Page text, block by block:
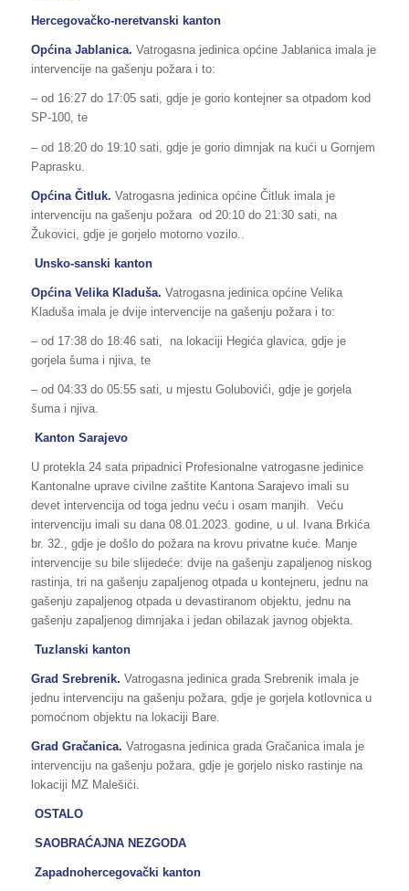
Hercegovačko-neretvanski kanton
Općina Jablanica. Vatrogasna jedinica općine Jablanica imala je
intervencije na gašenju požara i to:
– od 16:27 do 17:05 sati, gdje je gorio kontejner sa otpadom kod
SP-100, te
– od 18:20 do 19:10 sati, gdje je gorio dimnjak na kući u Gornjem
Paprasku.
Općina Čitluk. Vatrogasna jedinica općine Čitluk imala je
intervenciju na gašenju požara od 20:10 do 21:30 sati, na
Žukovici, gdje je gorjelo motorno vozilo..
Unsko-sanski kanton
Općina Velika Kladuša. Vatrogasna jedinica općine Velika
Kladuša imala je dvije intervencije na gašenju požara i to:
– od 17:38 do 18:46 sati, na lokaciji Hegića glavica, gdje je
gorjela šuma i njiva, te
– od 04:33 do 05:55 sati, u mjestu Golubovići, gdje je gorjela
šuma i njiva.
Kanton Sarajevo
U protekla 24 sata pripadnici Profesionalne vatrogasne jedinice
Kantonalne uprave civilne zaštite Kantona Sarajevo imali su
devet intervencija od toga jednu veću i osam manjih. Veću
intervenciju imali su dana 08.01.2023. godine, u ul. Ivana Brkića
br. 32., gdje je došlo do požara na krovu privatne kuće. Manje
intervencije su bile slijedeće: dvije na gašenju zapaljenog niskog
rastinja, tri na gašenju zapaljenog otpada u kontejneru, jednu na
gašenju zapaljenog otpada u devastiranom objektu, jednu na
gašenju zapaljenog dimnjaka i jedan obilazak javnog objekta.
Tuzlanski kanton
Grad Srebrenik. Vatrogasna jedinica grada Srebrenik imala je
jednu intervenciju na gašenju požara, gdje je gorjela kotlovnica u
pomoćnom objektu na lokaciji Bare.
Grad Gračanica. Vatrogasna jedinica grada Gračanica imala je
intervenciju na gašenju požara, gdje je gorjelo nisko rastinje na
lokaciji MZ Malešići.
OSTALO
SAOBRAĆAJNA NEZGODA
Zapadnohercegovački kanton